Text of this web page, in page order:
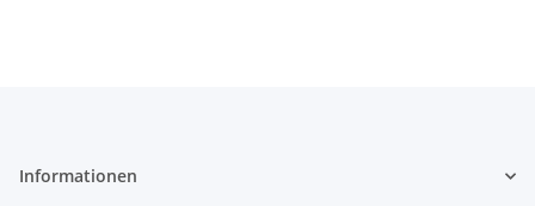
Informationen